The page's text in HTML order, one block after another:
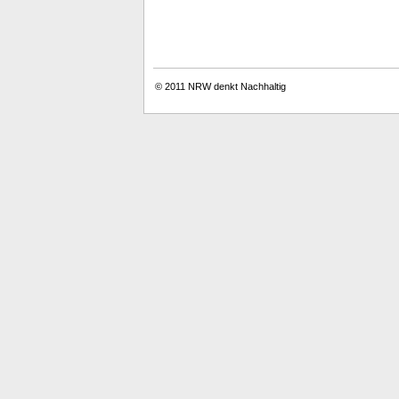
© 2011 NRW denkt Nachhaltig